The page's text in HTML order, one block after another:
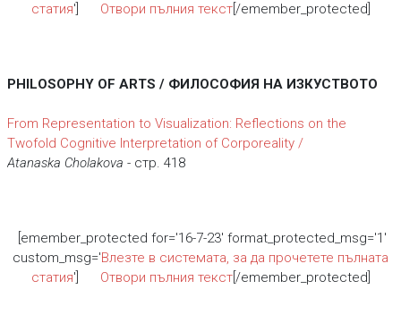
статия'] Отвори пълния текст[/emember_protected]
PHILOSOPHY OF ARTS / ФИЛОСОФИЯ НА ИЗКУСТВОТО
From Representation to Visualization: Reflections on the
Twofold Cognitive Interpretation of Corporeality /
Atanaska Cholakova - стр. 418
[emember_protected for='16-7-23' format_protected_msg='1'
custom_msg='Влезте в системата, за да прочетете пълната
статия'] Отвори пълния текст[/emember_protected]